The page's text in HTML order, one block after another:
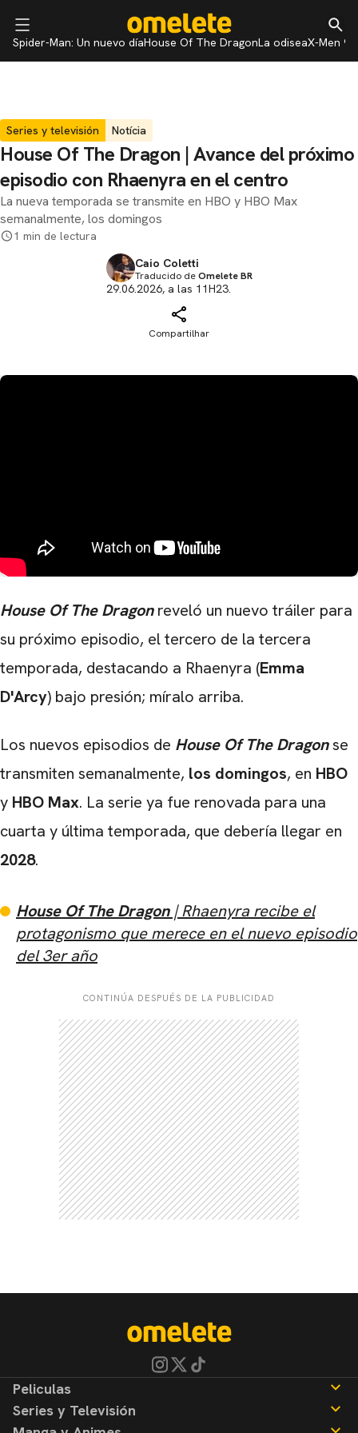
Spider-Man: Un nuevo díaHouse Of The DragonLa odiseaX-Men 97
Series y televisión Notícia
House Of The Dragon | Avance del próximo
episodio con Rhaenyra en el centro
La nueva temporada se transmite en HBO y HBO Max
semanalmente, los domingos
1 min de lectura
Caio Coletti
Traducido deOmelete BR
29.06.2026, a las 11H23.
Compartilhar
House Of The Dragonreveló un nuevo tráiler para
su próximo episodio, el tercero de la tercera
temporada, destacando a Rhaenyra (Emma
D'Arcy) bajo presión; míralo arriba.
Los nuevos episodios de House Of The Dragonse
transmiten semanalmente, los domingos, en HBO
y HBO Max. La serie ya fue renovada para una
cuarta y última temporada, que debería llegar en
2028.
House Of The Dragon| Rhaenyra recibe el
protagonismo que merece en el nuevo episodio
del 3er año
CONTINÚA DESPUÉS DE LA PUBLICIDAD
Peliculas
Noticias
Series y Televisión